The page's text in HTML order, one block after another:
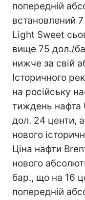
попередній
встановлений
Light Sweet
вище 75 дол./
нижче за свій
Історичного
на російську
тиждень нафта
дол. 24 центи,
нового
Ціна нафти
нового
бар., що на 16
попередній